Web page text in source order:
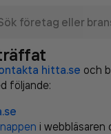
hitta.se och
följande:
i webbläsaren